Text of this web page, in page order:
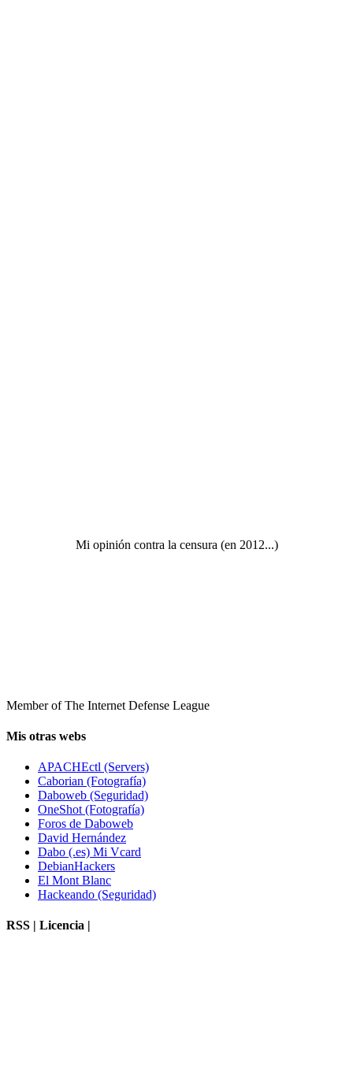
Mi opinión contra la censura (en 2012...)
Member of The Internet Defense League
Mis otras webs
APACHEctl (Servers)
Caborian (Fotografía)
Daboweb (Seguridad)
OneShot (Fotografía)
Foros de Daboweb
David Hernández
Dabo (.es) Mi Vcard
DebianHackers
El Mont Blanc
Hackeando (Seguridad)
RSS | Licencia |